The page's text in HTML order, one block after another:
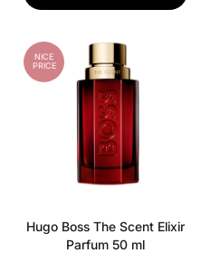
NICE
PRICE
Hugo Boss The Scent Elixir
Parfum 50 ml